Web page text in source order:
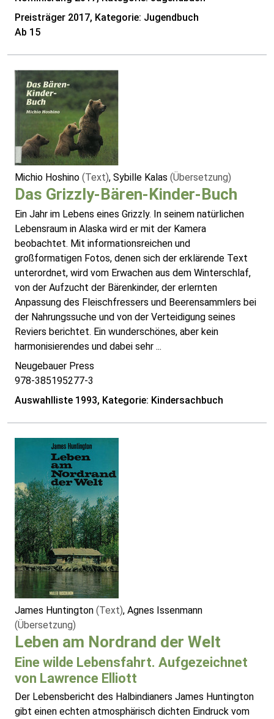
Preisträger 2017, Kategorie: Jugendbuch
Ab 15
Michio Hoshino (Text), Sybille Kalas (Übersetzung)
Das Grizzly-Bären-Kinder-Buch
Ein Jahr im Lebens eines Grizzly. In seinem natürlichen
Lebensraum in Alaska wird er mit der Kamera
beobachtet. Mit informationsreichen und
großformatigen Fotos, denen sich der erklärende Text
unterordnet, wird vom Erwachen aus dem Winterschlaf,
von der Aufzucht der Bärenkinder, der erlernten
Anpassung des Fleischfressers und Beerensammlers bei
der Nahrungssuche und von der Verteidigung seines
Reviers berichtet. Ein wunderschönes, aber kein
harmonisierendes und dabei sehr ...
Neugebauer Press
978-385195277-3
Auswahlliste 1993, Kategorie: Kindersachbuch
James Huntington (Text), Agnes Issenmann
(Übersetzung)
Leben am Nordrand der Welt
Eine wilde Lebensfahrt. Aufgezeichnet
von Lawrence Elliott
Der Lebensbericht des Halbindianers James Huntington
gibt einen echten atmosphärisch dichten Eindruck vom